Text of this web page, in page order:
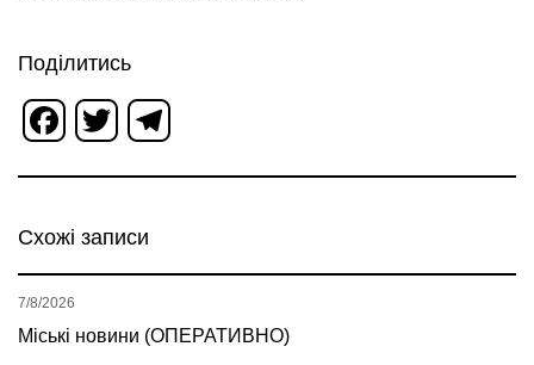
Поділитись
Facebook
Twitter
Схожі записи
Міські новини (ОПЕРАТИВНО)
7/8/2026